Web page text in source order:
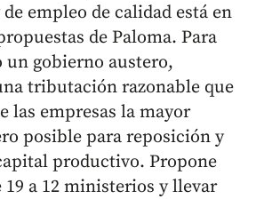
empleo de calidad está en
de Paloma. Para
un gobierno austero,
tributación razonable que
las empresas la mayor
posible para reposición y
productivo. Propone
19 a 12 ministerios y llevar